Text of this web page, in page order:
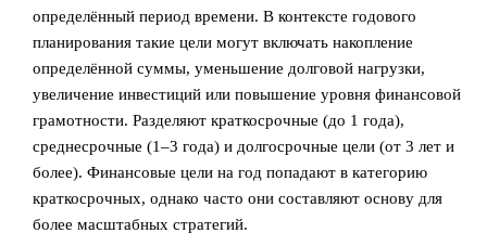
определённый период времени. В контексте годового
планирования такие цели могут включать накопление
определённой суммы, уменьшение долговой нагрузки,
увеличение инвестиций или повышение уровня финансовой
грамотности. Разделяют краткосрочные (до 1 года),
среднесрочные (1–3 года) и долгосрочные цели (от 3 лет и
более). Финансовые цели на год попадают в категорию
краткосрочных, однако часто они составляют основу для
более масштабных стратегий.